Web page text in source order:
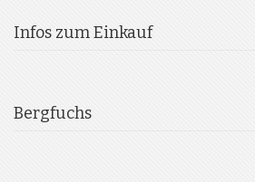
Infos zum Einkauf
Bergfuchs